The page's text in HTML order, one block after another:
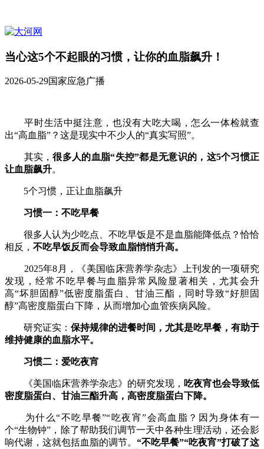
当心这5个不起眼的习惯，让你的血脂飙升！
2026-05-29国家应急广播
平时生活中挺注意，也没有大吃大喝，怎么一体检就查
出“高血脂”？这是现实中不少人的“真实写照”。
其实，很多人的血脂“失控”都是无意识的，这5个习惯正
让血脂飙升。
5个习惯，正让血脂飙升
习惯一：不吃早餐
很多人认为少吃点、不吃早饭是不是血脂能降低点？恰恰
相反， 不吃早饭反而会导致血脂悄悄升高。
2025年8月，《美国临床营养学杂志》上刊发的一项研究
发现，经常不吃早餐与血脂异常风险显著相关，尤其会升
高“坏胆固醇”低密度脂蛋白、甘油三酯，同时导致“好胆固
醇”高密度脂蛋白下降，从而增加心血管疾病风险。
研究证实： 保持规律的进餐时间，尤其是吃早餐，有助于
维持健康的血脂水平。
习惯二：爱吃夜宵
《美国临床营养学杂志》的研究发现， 吃夜宵也会导致低
密度脂蛋白、甘油三酯升高，高密度脂蛋白下降。
为什么“不吃早餐”“吃夜宵”会高血脂？因为身体有一
个“生物钟”，除了帮助我们调节一天中各种生理活动，还会影
响代谢，这就包括血脂的调节。 “不吃早餐”“吃夜宵”打破了这